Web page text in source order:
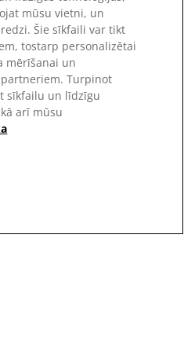
mūsu vietni, un
Šie sīkfaili var tikt
tostarp personalizētai
mērīšanai un
Turpinot
sīkfailu un līdzīgu
arī mūsu